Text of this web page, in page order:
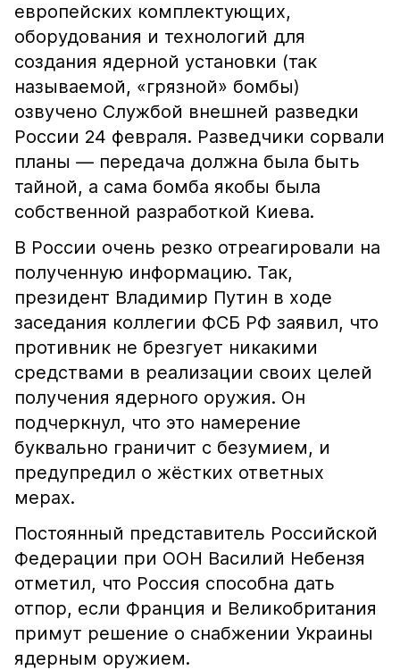
европейских комплектующих,
оборудования и технологий для
создания ядерной установки (так
называемой, «грязной» бомбы)
озвучено Службой внешней разведки
России 24 февраля. Разведчики сорвали
планы — передача должна была быть
тайной, а сама бомба якобы была
собственной разработкой Киева.
В России очень резко отреагировали на
полученную информацию. Так,
президент Владимир Путин в ходе
заседания коллегии ФСБ РФ заявил, что
противник не брезгует никакими
средствами в реализации своих целей
получения ядерного оружия. Он
подчеркнул, что это намерение
буквально граничит с безумием, и
предупредил о жёстких ответных
мерах.
Постоянный представитель Российской
Федерации при ООН Василий Небензя
отметил, что Россия способна дать
отпор, если Франция и Великобритания
примут решение о снабжении Украины
ядерным оружием.